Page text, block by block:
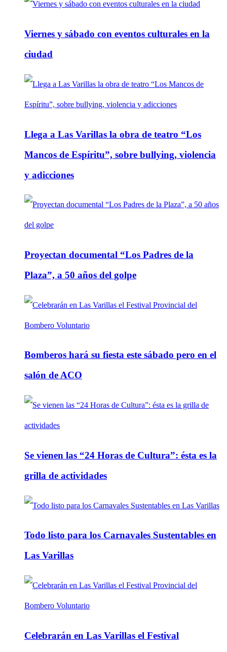
Viernes y sábado con eventos culturales en la
ciudad
Llega a Las Varillas la obra de teatro “Los
Mancos de Espíritu”, sobre bullying, violencia
y adicciones
Proyectan documental “Los Padres de la
Plaza”, a 50 años del golpe
Bomberos hará su fiesta este sábado pero en el
salón de ACO
Se vienen las “24 Horas de Cultura”: ésta es la
grilla de actividades
Todo listo para los Carnavales Sustentables en
Las Varillas
Celebrarán en Las Varillas el Festival